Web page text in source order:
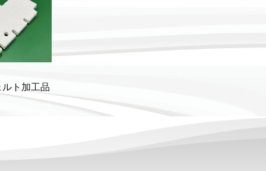
ト加工品